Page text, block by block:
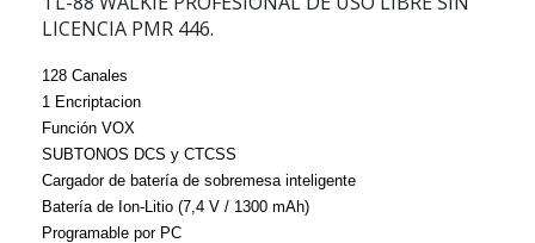
LICENCIA PMR 446.
128 Canales
1 Encriptacion
Función VOX
SUBTONOS DCS y CTCSS
Cargador de batería de sobremesa inteligente
Batería de Ion-Litio (7,4 V / 1300 mAh)
Programable por PC